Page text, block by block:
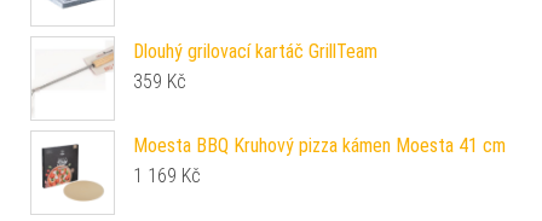
Dlouhý grilovací kartáč GrillTeam
359 Kč
Moesta BBQ Kruhový pizza kámen Moesta 41 cm
1 169 Kč